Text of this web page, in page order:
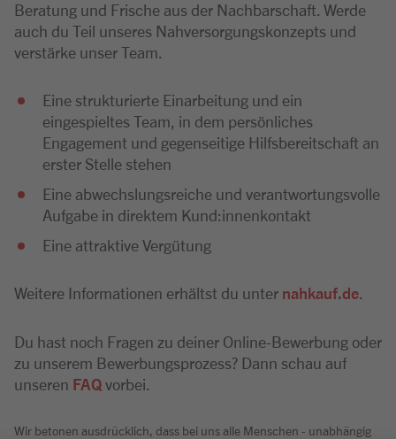
Beratung und Frische aus der Nachbarschaft. Werde
auch du Teil unseres Nahversorgungskonzepts und
verstärke unser Team.
Eine strukturierte Einarbeitung und ein
eingespieltes Team, in dem persönliches
Engagement und gegenseitige Hilfsbereitschaft an
erster Stelle stehen
Eine abwechslungsreiche und verantwortungsvolle
Aufgabe in direktem Kund:innenkontakt
Eine attraktive Vergütung
Weitere Informationen erhältst du unter nahkauf.de
Du hast noch Fragen zu deiner Online-Bewerbung oder
zu unserem Bewerbungsprozess? Dann schau auf
unseren FAQvorbei.
Wir betonen ausdrücklich, dass bei uns alle Menschen - unabhängig